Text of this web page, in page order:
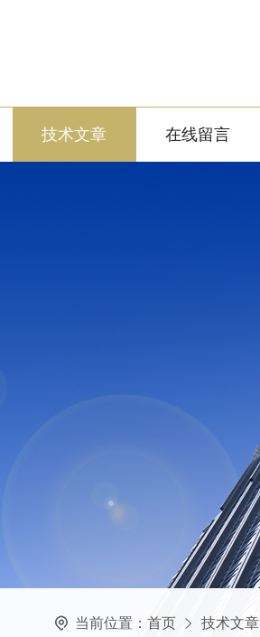
技术文章 在线留言
当前位置： 首页 技术文章